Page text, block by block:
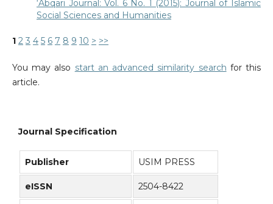
‘Abqari Journal: Vol. 6 No. 1 (2015): Journal of Islamic
Social Sciences and Humanities
1 2 3 4 5 6 7 8 9 10 > >>
You may also start an advanced similarity search for this
article.
Journal Specification
Publisher USIM PRESS
eISSN 2504-8422